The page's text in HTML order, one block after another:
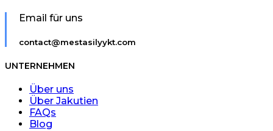
Email für uns
contact@mestasilyykt.com
UNTERNEHMEN
Über uns
Über Jakutien
FAQs
Blog